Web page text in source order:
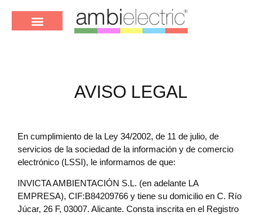
AVISO LEGAL
En cumplimiento de la Ley 34/2002, de 11 de julio, de
servicios de la sociedad de la información y de comercio
electrónico (LSSI), le informamos de que:
INVICTA AMBIENTACIÓN S.L. (en adelante LA
EMPRESA), CIF:B84209766 y tiene su domicilio en C. Río
Júcar, 26 F, 03007. Alicante. Consta inscrita en el Registro